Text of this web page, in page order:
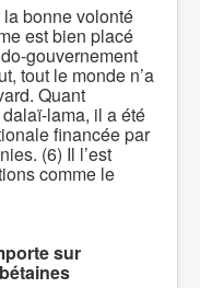
bonne volonté
est bien placé
gouvernement
tout le monde n’a
Quant
lama, il a été
financée par
(6) Il l’est
comme le
sur